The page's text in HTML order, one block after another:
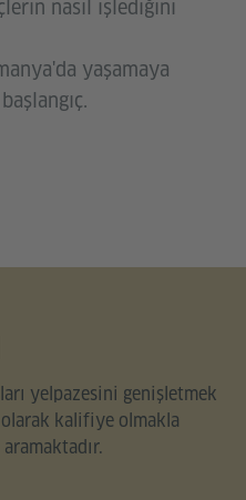
nasıl işlediğini
yaşamaya
yelpazesini genişletmek
kalifiye olmakla